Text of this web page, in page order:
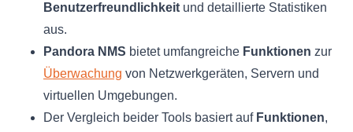
Benutzerfreundlichkeit und detaillierte Statistiken
aus.
Pandora NMS bietet umfangreiche Funktionen zur
Überwachung von Netzwerkgeräten, Servern und
virtuellen Umgebungen.
Der Vergleich beider Tools basiert auf Funktionen,